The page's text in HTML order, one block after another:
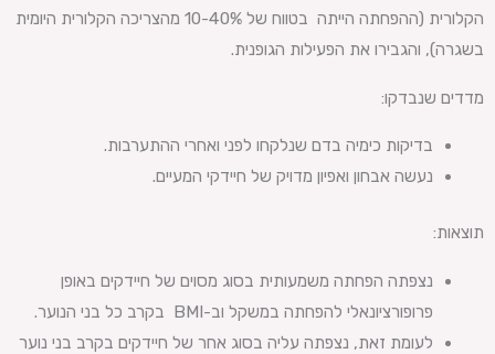
הקלורית (ההפחתה הייתה בטווח של 10-40% מהצריכה הקלורית היומית
בשגרה), והגבירו את הפעילות הגופנית.
מדדים שנבדקו:
בדיקות כימיה בדם שנלקחו לפני ואחרי ההתערבות.
נעשה אבחון ואפיון מדויק של חיידקי המעיים.
תוצאות:
נצפתה הפחתה משמעותית בסוג מסוים של חיידקים באופן
פרופורציונאלי להפחתה במשקל וב-BMI בקרב כל בני הנוער.
לעומת זאת, נצפתה עליה בסוג אחר של חיידקים בקרב בני נוער